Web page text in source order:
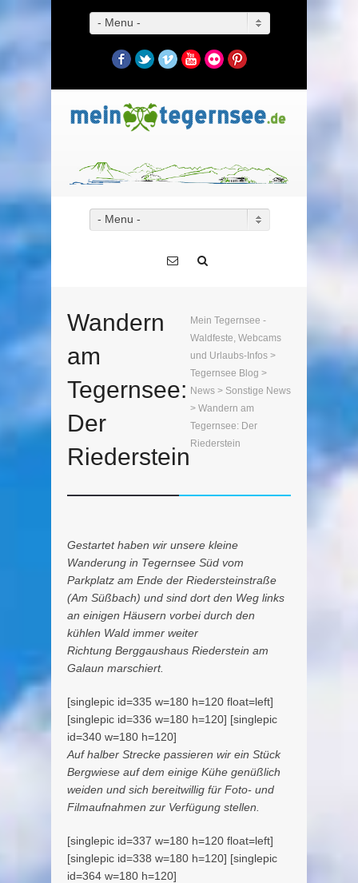
- Menu -
Facebook
TwitterVimeoYouTube
FlickrPinterest
- Menu -
Wandern
am
Tegernsee:
Der
Riederstein
Mein Tegernsee -
Waldfeste, Webcams
und Urlaubs-Infos >
Tegernsee Blog >
News > Sonstige News
> Wandern am
Tegernsee: Der
Riederstein
Gestartet haben wir unsere kleine
Wanderung in Tegernsee Süd vom
Parkplatz am Ende der Riedersteinstraße
(Am Süßbach) und sind dort den Weg links
an einigen Häusern vorbei durch den
kühlen Wald immer weiter
Richtung Berggaushaus Riederstein am
Galaun marschiert.
[singlepic id=335 w=180 h=120 float=left]
[singlepic id=336 w=180 h=120] [singlepic
id=340 w=180 h=120]
Auf halber Strecke passieren wir ein Stück
Bergwiese auf dem einige Kühe genüßlich
weiden und sich bereitwillig für Foto- und
Filmaufnahmen zur Verfügung stellen.
[singlepic id=337 w=180 h=120 float=left]
[singlepic id=338 w=180 h=120] [singlepic
id=364 w=180 h=120]